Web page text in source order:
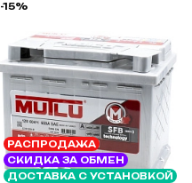
-15%
РАСПРОДАЖА
СКИДКА ЗА ОБМЕН
ДОСТАВКА С УСТАНОВКОЙ